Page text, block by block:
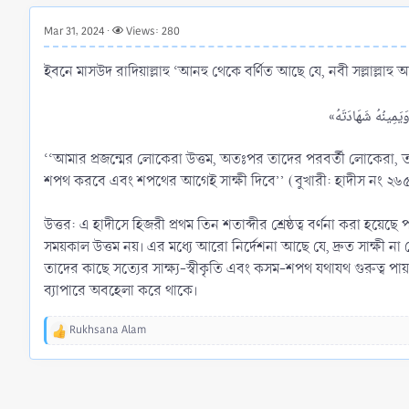
r
t
e
r
Mar 31, 2024 Views: 280
ইবনে মাসউদ রাদিয়াল্লাহু ‘আনহু থেকে বর্ণিত আছে যে, নবী সল্লাল্লাহু
‘‘আমার প্রজন্মের লোকেরা উত্তম, অতঃপর তাদের পরবর্তী
শপথ করবে এবং শপথের আগেই সাক্ষী দিবে’’ (বুখারী: হাদীস নং
উত্তর: এ হাদীসে হিজরী প্রথম তিন শতাব্দীর শ্রেষ্ঠত্ব বর্ণনা করা
সময়কাল উত্তম নয়। এর মধ্যে আরো নির্দেশনা আছে যে, দ্রুত সাক্ষী
তাদের কাছে সত্যের সাক্ষ্য-স্বীকৃতি এবং কসম-শপথ যথাযথ গুরুত্ব
ব্যাপারে অবহেলা করে থাকে।
R
Rukhsana Alam